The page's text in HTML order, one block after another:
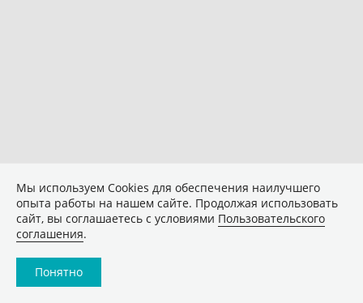
Мы используем Сookies для обеспечения наилучшего
опыта работы на нашем сайте. Продолжая использовать
сайт, вы соглашаетесь с условиями Пользовательского
соглашения.
Понятно